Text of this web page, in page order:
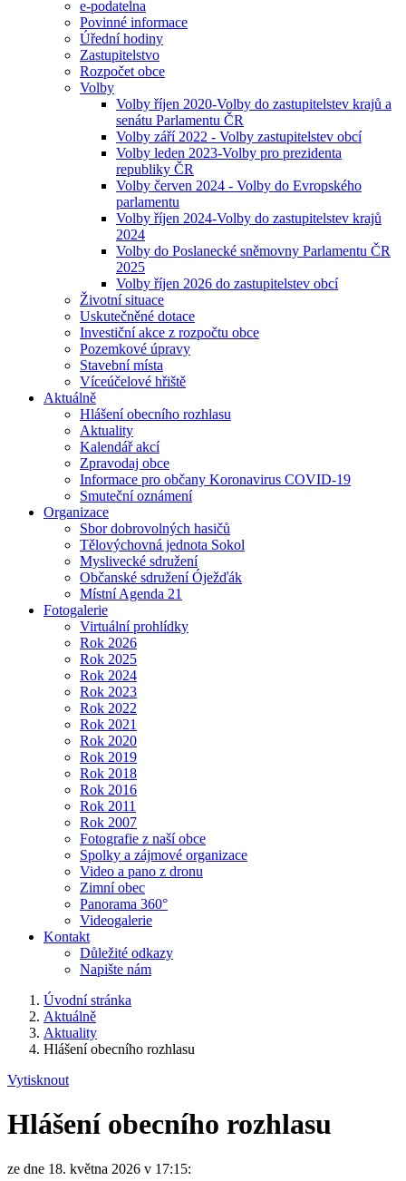
e-podatelna
Povinné informace
Úřední hodiny
Zastupitelstvo
Rozpočet obce
Volby
Volby říjen 2020-Volby do zastupitelstev krajů a
senátu Parlamentu ČR
Volby září 2022 - Volby zastupitelstev obcí
Volby leden 2023-Volby pro prezidenta
republiky ČR
Volby červen 2024 - Volby do Evropského
parlamentu
Volby říjen 2024-Volby do zastupitelstev krajů
2024
Volby do Poslanecké sněmovny Parlamentu ČR
2025
Volby říjen 2026 do zastupitelstev obcí
Životní situace
Uskutečněné dotace
Investiční akce z rozpočtu obce
Pozemkové úpravy
Stavební místa
Víceúčelové hřiště
Aktuálně
Hlášení obecního rozhlasu
Aktuality
Kalendář akcí
Zpravodaj obce
Informace pro občany Koronavirus COVID-19
Smuteční oznámení
Organizace
Sbor dobrovolných hasičů
Tělovýchovná jednota Sokol
Myslivecké sdružení
Občanské sdružení Óježďák
Místní Agenda 21
Fotogalerie
Virtuální prohlídky
Rok 2026
Rok 2025
Rok 2024
Rok 2023
Rok 2022
Rok 2021
Rok 2020
Rok 2019
Rok 2018
Rok 2016
Rok 2011
Rok 2007
Fotografie z naší obce
Spolky a zájmové organizace
Video a pano z dronu
Zimní obec
Panorama 360°
Videogalerie
Kontakt
Důležité odkazy
Napište nám
Úvodní stránka
Aktuálně
Aktuality
Hlášení obecního rozhlasu
Vytisknout
Hlášení obecního rozhlasu
ze dne 18. května 2026 v 17:15: